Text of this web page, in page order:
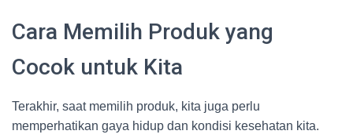
Cara Memilih Produk yang
Cocok untuk Kita
Terakhir, saat memilih produk, kita juga perlu
memperhatikan gaya hidup dan kondisi kesehatan kita.